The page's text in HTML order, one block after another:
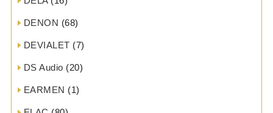
DENON (68)
DEVIALET (7)
DS Audio (20)
EARMEN (1)